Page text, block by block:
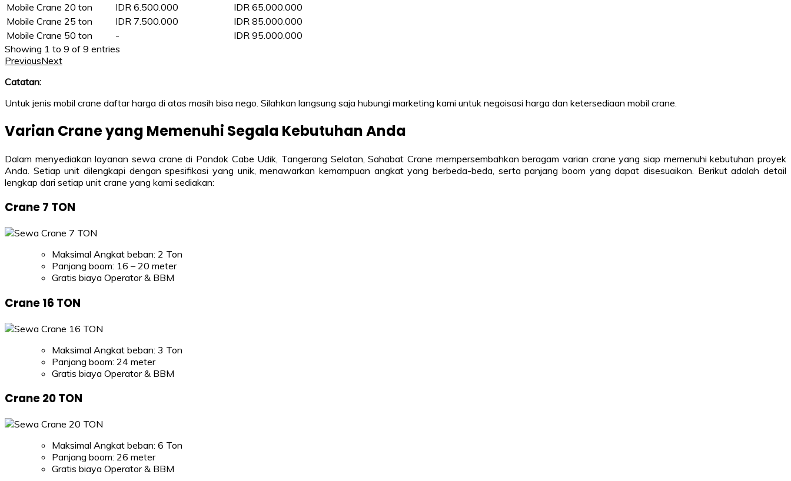
Mobile Crane 20 ton
IDR 6.500.000
IDR 65.000.000
Mobile Crane 25 ton
IDR 7.500.000
IDR 85.000.000
Mobile Crane 50 ton
-
IDR 95.000.000
Showing 1 to 9 of 9 entries
PreviousNext
Catatan:
Untuk jenis mobil crane daftar harga di atas masih bisa nego. Silahkan langsung saja hubungi marketing kami untuk negoisasi harga dan ketersediaan mobil crane.
Varian Crane yang Memenuhi Segala Kebutuhan Anda
Dalam menyediakan layanan sewa crane di Pondok Cabe Udik, Tangerang Selatan, Sahabat Crane mempersembahkan beragam varian crane yang siap memenuhi kebutuhan proyek
Anda. Setiap unit dilengkapi dengan spesifikasi yang unik, menawarkan kemampuan angkat yang berbeda-beda, serta panjang boom yang dapat disesuaikan. Berikut adalah detail
lengkap dari setiap unit crane yang kami sediakan:
Crane 7 TON
Maksimal Angkat beban: 2 Ton
Panjang boom: 16 – 20 meter
Gratis biaya Operator & BBM
Crane 16 TON
Maksimal Angkat beban: 3 Ton
Panjang boom: 24 meter
Gratis biaya Operator & BBM
Crane 20 TON
Maksimal Angkat beban: 6 Ton
Panjang boom: 26 meter
Gratis biaya Operator & BBM